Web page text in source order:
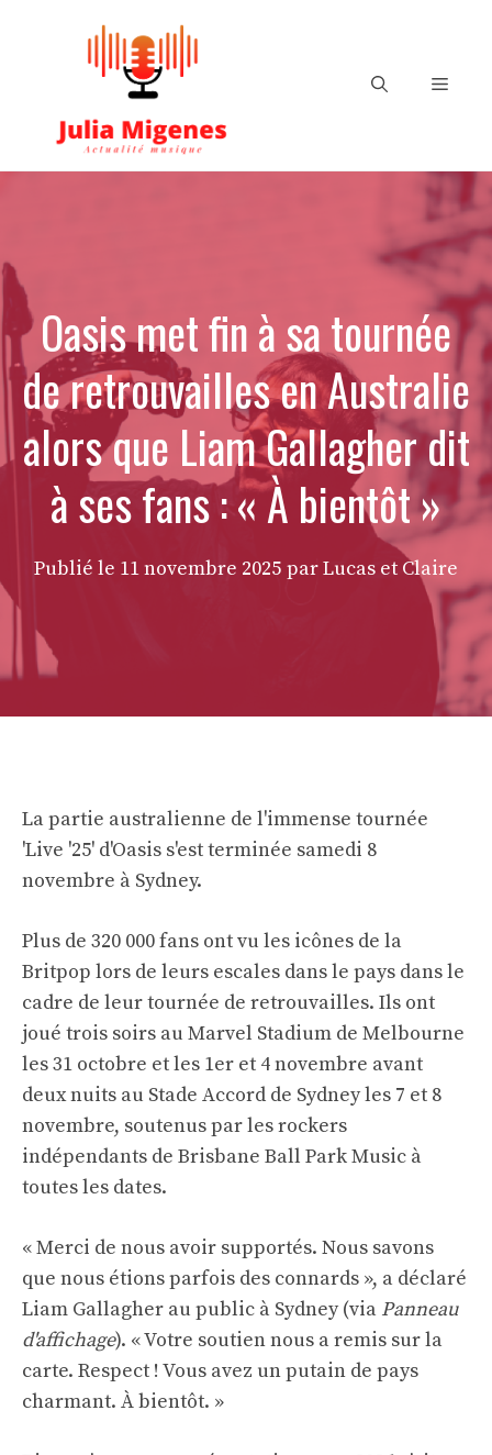
Menu
Oasis met fin à sa tournée
de retrouvailles en Australie
alors que Liam Gallagher dit
à ses fans : « À bientôt »
Publié le 11 novembre 2025 par Lucas et Claire
La partie australienne de l'immense tournée
'Live '25' d'Oasis s'est terminée samedi 8
novembre à Sydney.
Plus de 320 000 fans ont vu les icônes de la
Britpop lors de leurs escales dans le pays dans le
cadre de leur tournée de retrouvailles. Ils ont
joué trois soirs au Marvel Stadium de Melbourne
les 31 octobre et les 1er et 4 novembre avant
deux nuits au Stade Accord de Sydney les 7 et 8
novembre, soutenus par les rockers
indépendants de Brisbane Ball Park Music à
toutes les dates.
« Merci de nous avoir supportés. Nous savons
que nous étions parfois des connards », a déclaré
Liam Gallagher au public à Sydney (via Panneau
d'affichage). « Votre soutien nous a remis sur la
carte. Respect ! Vous avez un putain de pays
charmant. À bientôt. »